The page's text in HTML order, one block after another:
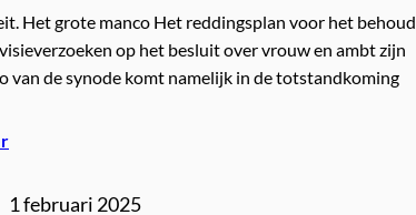
Het grote manco Het reddingsplan voor het behoud
op het besluit over vrouw en ambt zijn
van de synode komt namelijk in de totstandkoming
1 februari 2025